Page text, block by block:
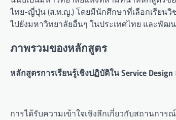
ไทย-ญี่ปุ่น (ส.ท.ญ.) โดยมีนักศึกษาที่เลือกเรียน
ไปยังมหาวิทยาลัยอื่นๆ ในประเทศไทย และพั
ภาพรวมของหลักสูตร
หลักสูตรการเรียนรู้เชิงปฏิบัติใน Service
การได้รับความเข้าใจเชิงลึกเกี่ยวกับสถานก